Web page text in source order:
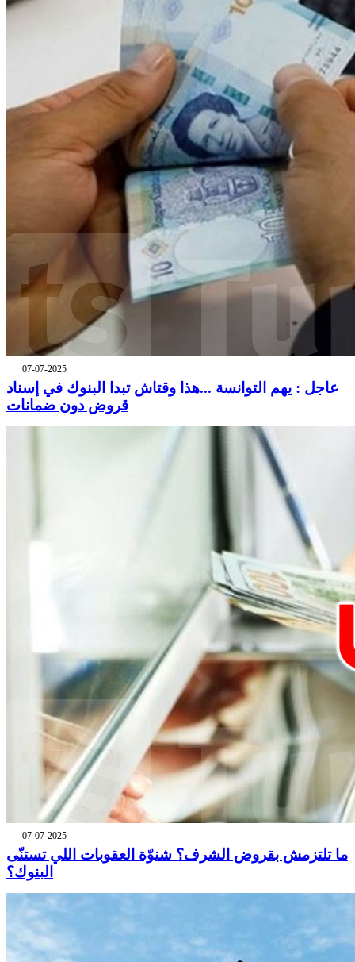
07-07-2025
عاجل : يهم التوانسة ...هذا وقتاش تبدا البنوك في إسناد
قروض دون ضمانات
07-07-2025
ما تلتزمش بقروض الشرف؟ شنوّة العقوبات اللي تستنّى
البنوك؟